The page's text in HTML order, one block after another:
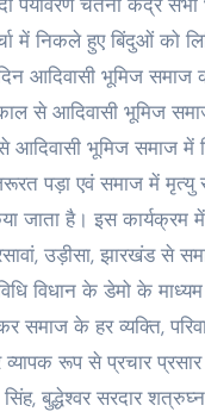
में निकले हुए बिंदुओं
भूमिज समाज का
से आदिवासी भूमिज समाज
आदिवासी भूमिज समाज
पड़ा एवं समाज में
जाता है। इस कार्यक्रम
उड़ीसा, झारखंड से
विधान के डेमो के
समाज के हर व्यक्ति,
रूप से प्रचार
बुद्धेश्वर सरदार